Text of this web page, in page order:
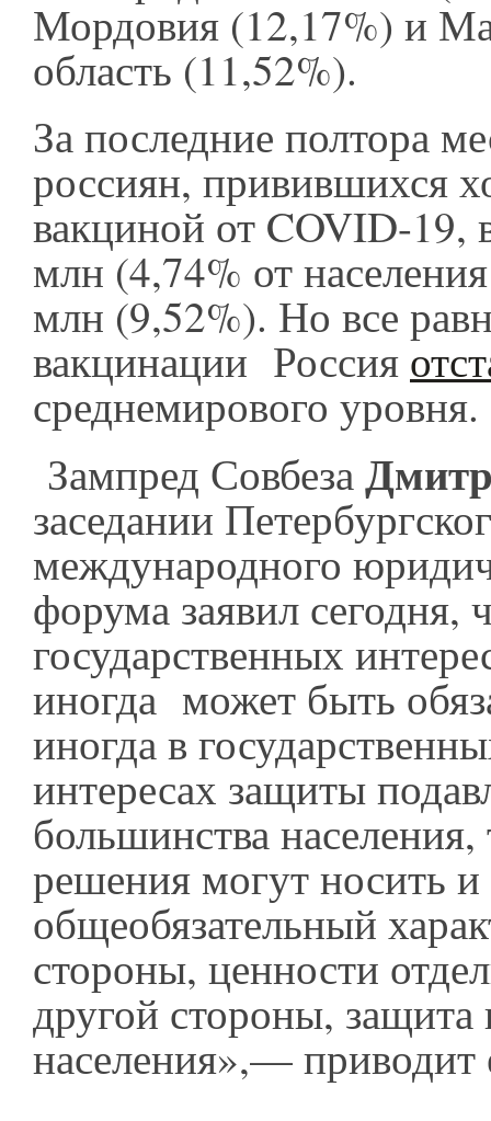
Мордовия (12,17%) и
область (11,52%).
За последние полтора
россиян, привившихся
вакциной от COVID-19,
млн (4,74% от
млн (9,52%). Но все
вакцинации Россия
среднемирового
Зампред Совбеза
заседании
международного
форума заявил сегодня,
государственных
иногда может быть
иногда в
интересах защиты
большинства населения,
решения могут носить и
общеобязательный
стороны, ценности
другой стороны, защита
населения»,— приводит